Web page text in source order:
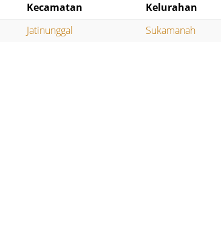
Kecamatan
Kelurahan
Jatinunggal Sukamanah